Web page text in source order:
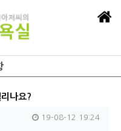
나요?
19-08-12 19:24